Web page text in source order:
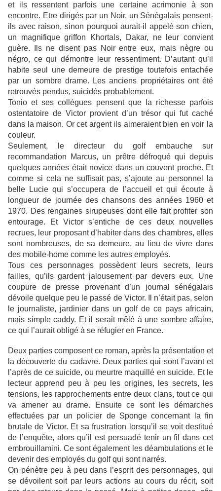
et ils ressentent parfois une certaine acrimonie à son
encontre. Etre dirigés par un Noir, un Sénégalais pensent-
ils avec raison, sinon pourquoi aurait-il appelé son chien,
un magnifique griffon Khortals, Dakar, ne leur convient
guère. Ils ne disent pas Noir entre eux, mais nègre ou
négro, ce qui démontre leur ressentiment. D’autant qu’il
habite seul une demeure de prestige toutefois entachée
par un sombre drame. Les anciens propriétaires ont été
retrouvés pendus, suicidés probablement.
Tonio et ses collègues pensent que la richesse parfois
ostentatoire de Victor provient d’un trésor qui fut caché
dans la maison. Or cet argent ils aimeraient bien en voir la
couleur.
Seulement, le directeur du golf embauche sur
recommandation Marcus, un prêtre défroqué qui depuis
quelques années était novice dans un couvent proche. Et
comme si cela ne suffisait pas, s’ajoute au personnel la
belle Lucie qui s’occupera de l’accueil et qui écoute à
longueur de journée des chansons des années 1960 et
1970. Des rengaines sirupeuses dont elle fait profiter son
entourage. Et Victor s’entiche de ces deux nouvelles
recrues, leur proposant d’habiter dans des chambres, elles
sont nombreuses, de sa demeure, au lieu de vivre dans
des mobile-home comme les autres employés.
Tous ces personnages possèdent leurs secrets, leurs
failles, qu’ils gardent jalousement par devers eux. Une
coupure de presse provenant d’un journal sénégalais
dévoile quelque peu le passé de Victor. Il n’était pas, selon
le journaliste, jardinier dans un golf de ce pays africain,
mais simple caddy. Et il serait mêlé à une sombre affaire,
ce qui l’aurait obligé à se réfugier en France.
Deux parties composent ce roman, après la présentation et
la découverte du cadavre. Deux parties qui sont l’avant et
l’après de ce suicide, ou meurtre maquillé en suicide. Et le
lecteur apprend peu à peu les origines, les secrets, les
tensions, les rapprochements entre deux clans, tout ce qui
va amener au drame. Ensuite ce sont les démarches
effectuées par un policier de Sponge concernant la fin
brutale de Victor. Et sa frustration lorsqu’il se voit destitué
de l’enquête, alors qu’il est persuadé tenir un fil dans cet
embrouillamini. Ce sont également les déambulations et le
devenir des employés du golf qui sont narrés.
On pénètre peu à peu dans l’esprit des personnages, qui
se dévoilent soit par leurs actions au cours du récit, soit